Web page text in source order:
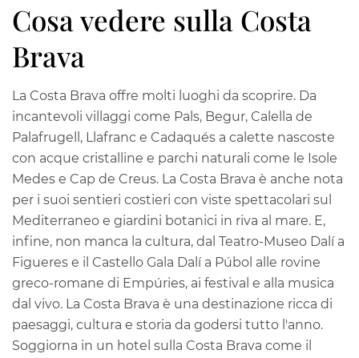
Cosa vedere sulla Costa
Brava
La Costa Brava offre molti luoghi da scoprire. Da
incantevoli villaggi come Pals, Begur, Calella de
Palafrugell, Llafranc e Cadaqués a calette nascoste
con acque cristalline e parchi naturali come le Isole
Medes e Cap de Creus. La Costa Brava è anche nota
per i suoi sentieri costieri con viste spettacolari sul
Mediterraneo e giardini botanici in riva al mare. E,
infine, non manca la cultura, dal Teatro-Museo Dalí a
Figueres e il Castello Gala Dalí a Púbol alle rovine
greco-romane di Empúries, ai festival e alla musica
dal vivo. La Costa Brava è una destinazione ricca di
paesaggi, cultura e storia da godersi tutto l'anno.
Soggiorna in un hotel sulla Costa Brava come il